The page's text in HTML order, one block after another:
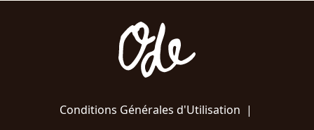
Conditions Générales d'Utilisation |